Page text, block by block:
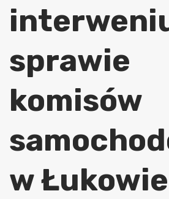
sprawie
komisów
w Łukowie